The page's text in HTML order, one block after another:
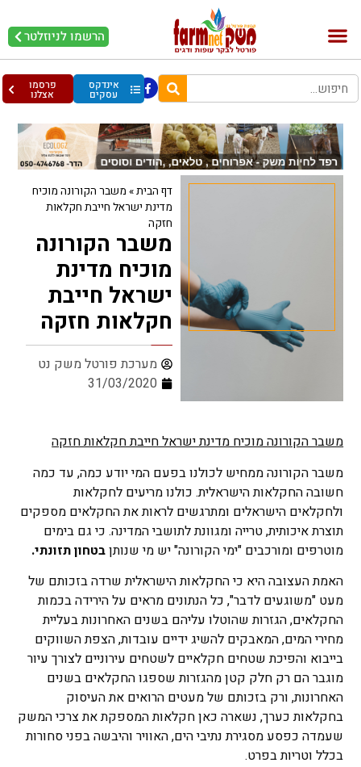
הרשמו לניוזלטר
אינדקס
עסקים
פרסמו
אצלנו
דף הבית» משבר הקורונה מוכיח
מדינת ישראל חייבת חקלאות
חזקה
משבר הקורונה
מוכיח מדינת
ישראל חייבת
חקלאות חזקה
מערכת פורטל משק נט
31/03/2020
משבר הקורונה מוכיח מדינת ישראל חייבת חקלאות חזקה
משבר הקורונה ממחיש לכולנו בפעם המי יודע כמה, עד כמה
חשובה החקלאות הישראלית. כולנו מריעים לחקלאות
ולחקלאים הישראלים ומתרגשים לראות את החקלאים מספקים
תוצרת איכותית, טרייה ומגוונת לתושבי המדינה. כי גם בימים
מוטרפים ומורכבים "ימי הקורונה" יש מי שנותןבטחון תזונתי.
האמת העצובה היא כי החקלאות הישראלית שרדה בזכותם של
מעט "משוגעים לדבר", כל הנתונים מראים על הירידה בכמות
החקלאים, הגזרות שהוטלו עליהם בשנים האחרונות בעליית
מחירי המים, המאבקים להשיג ידיים עובדות, הצפת השווקים
בייבוא והפיכת שטחים חקלאיים לשטחים עירוניים לצורך עיור
מוגבר הם רק חלק קטן מהגזרות שספגו החקלאים בשנים
האחרונות, ורק בזכותם של מעטים הרואים את העיסוק
בחקלאות כערך, נשארה כאן חקלאות המספקת את צרכי המשק
שעמדה כפסע מסגירת נתיבי הים, האוויר והיבשה בפני סחורות
בכלל וטריות בפרט.